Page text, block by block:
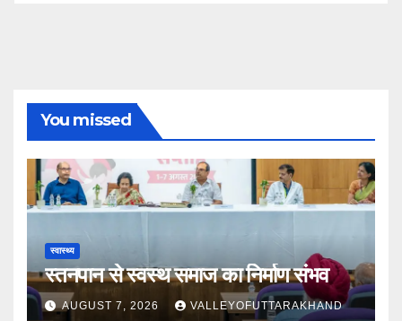
You missed
स्वास्थ्य
स्तनपान से स्वस्थ समाज का निर्माण संभव
AUGUST 7, 2026 VALLEYOFUTTARAKHAND